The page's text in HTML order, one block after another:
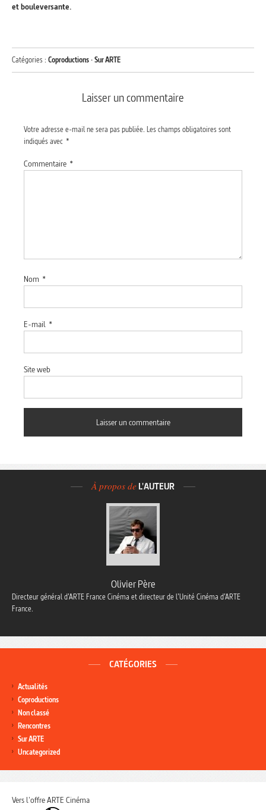
et bouleversante.
Catégories : Coproductions ·Sur ARTE
Laisser un commentaire
Votre adresse e-mail ne sera pas publiée. Les champs obligatoires sont
indiqués avec *
Commentaire *
Nom *
E-mail *
Site web
À propos de L'AUTEUR
Olivier Père
Directeur général d’ARTE France Cinéma et directeur de l’Unité Cinéma d’ARTE
France.
CATÉGORIES
Actualités
Coproductions
Non classé
Rencontres
Sur ARTE
Uncategorized
Vers l'offre ARTE Cinéma